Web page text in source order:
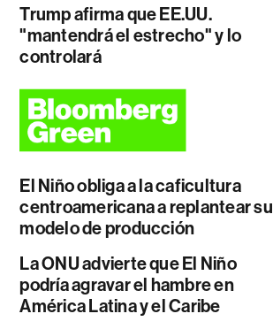
Trump afirma que EE.UU.
"mantendrá el estrecho" y lo
controlará
El Niño obliga a la caficultura
centroamericana a replantear su
modelo de producción
La ONU advierte que El Niño
podría agravar el hambre en
América Latina y el Caribe